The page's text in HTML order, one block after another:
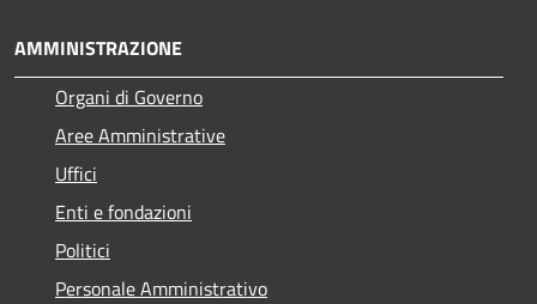
AMMINISTRAZIONE
Organi di Governo
Aree Amministrative
Uffici
Enti e fondazioni
Politici
Personale Amministrativo